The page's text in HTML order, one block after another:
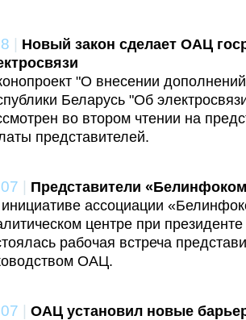
| Новый закон сделает ОАЦ
"О внесении
Беларусь "Об
во втором чтении на
представителей.
| Представители
ассоциации
центре при
рабочая встреча
ОАЦ.
| ОАЦ установил новые